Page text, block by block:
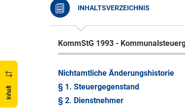
Inhalt
INHALTSVERZEICHNIS
Nichtamtliche Änderungshistorie
§ 1. Steuergegenstand
§ 2. Dienstnehmer